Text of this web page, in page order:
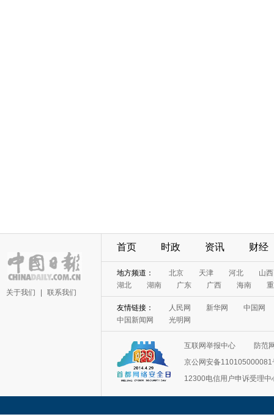
关于我们 联系我们
首页 时政 资讯 财经
地方频道： 北京 天津 河北
山西
湖北
湖南 广东 广西 海南
友情链接： 人民网 新华网
中国网
中国新闻网
光明网
互联网举报中心
防范
京公网安备110105000081
12300电信用户申诉受理中